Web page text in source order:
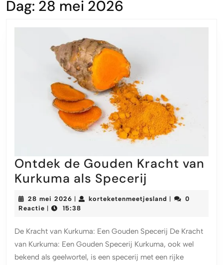
Dag: 28 mei 2026
Ontdek de Gouden Kracht van
Kurkuma als Specerij
de
Gouden
van
Kurkuma
28 mei 2026 28
mei
| korteketenmeetjesland |
0
Reactie | 15:38
De Kracht van Kurkuma: Een Gouden Specerij De Kracht
van Kurkuma: Een Gouden Specerij Kurkuma, ook wel
bekend als geelwortel, is een specerij met een rijke